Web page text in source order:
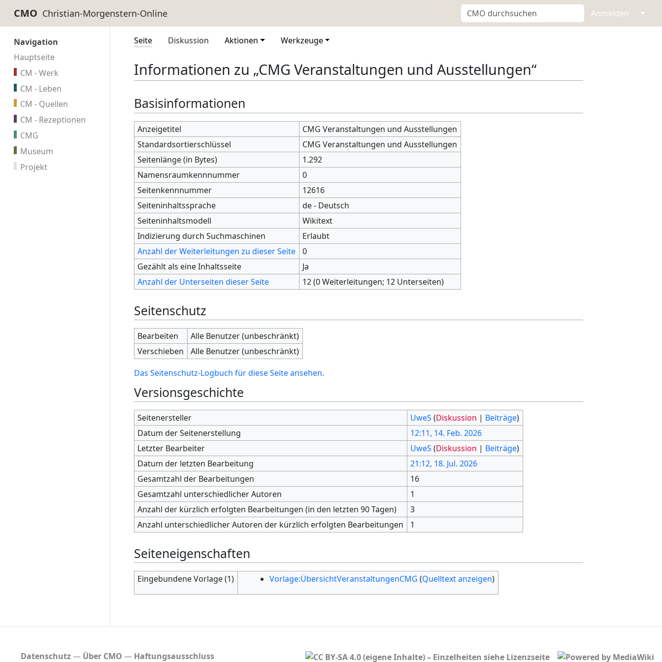
CMO Anmelden ↓
Navigation
Hauptseite
CM - Werk
CM - Leben
CM - Quellen
CM - Rezeptionen
CMG
Museum
Projekt
Seite Diskussion Aktionen Werkzeuge
Informationen zu „CMG Veranstaltungen und Ausstellungen“
Basisinformationen
Anzeigetitel
CMG Veranstaltungen und Ausstellungen
Standardsortierschlüssel
CMG Veranstaltungen und Ausstellungen
Seitenlänge (in Bytes)
1.292
Namensraumkennnummer
0
Seitenkennnummer
12616
Seiteninhaltssprache
de - Deutsch
Seiteninhaltsmodell
Wikitext
Indizierung durch Suchmaschinen
Erlaubt
Anzahl der Weiterleitungen zu dieser Seite
0
Gezählt als eine Inhaltsseite
Ja
Anzahl der Unterseiten dieser Seite
12 (0 Weiterleitungen; 12 Unterseiten)
Seitenschutz
Bearbeiten
Alle Benutzer (unbeschränkt)
Verschieben
Alle Benutzer (unbeschränkt)
Das Seitenschutz-Logbuch für diese Seite ansehen.
Versionsgeschichte
Seitenersteller UweS (Diskussion | Beiträge)
Datum der Seitenerstellung
12:11, 14. Feb. 2026
Letzter Bearbeiter
UweS (Diskussion | Beiträge)
Datum der letzten Bearbeitung
21:12, 18. Jul. 2026
Gesamtzahl der Bearbeitungen
16
Gesamtzahl unterschiedlicher Autoren
1
Anzahl der kürzlich erfolgten Bearbeitungen (in den letzten 90 Tagen)
3
Anzahl unterschiedlicher Autoren der kürzlich erfolgten Bearbeitungen
1
Seiteneigenschaften
Eingebundene Vorlage (1) Vorlage:ÜbersichtVeranstaltungenCMG (Quelltext anzeigen)
Datenschutz Über CMO Haftungsausschluss